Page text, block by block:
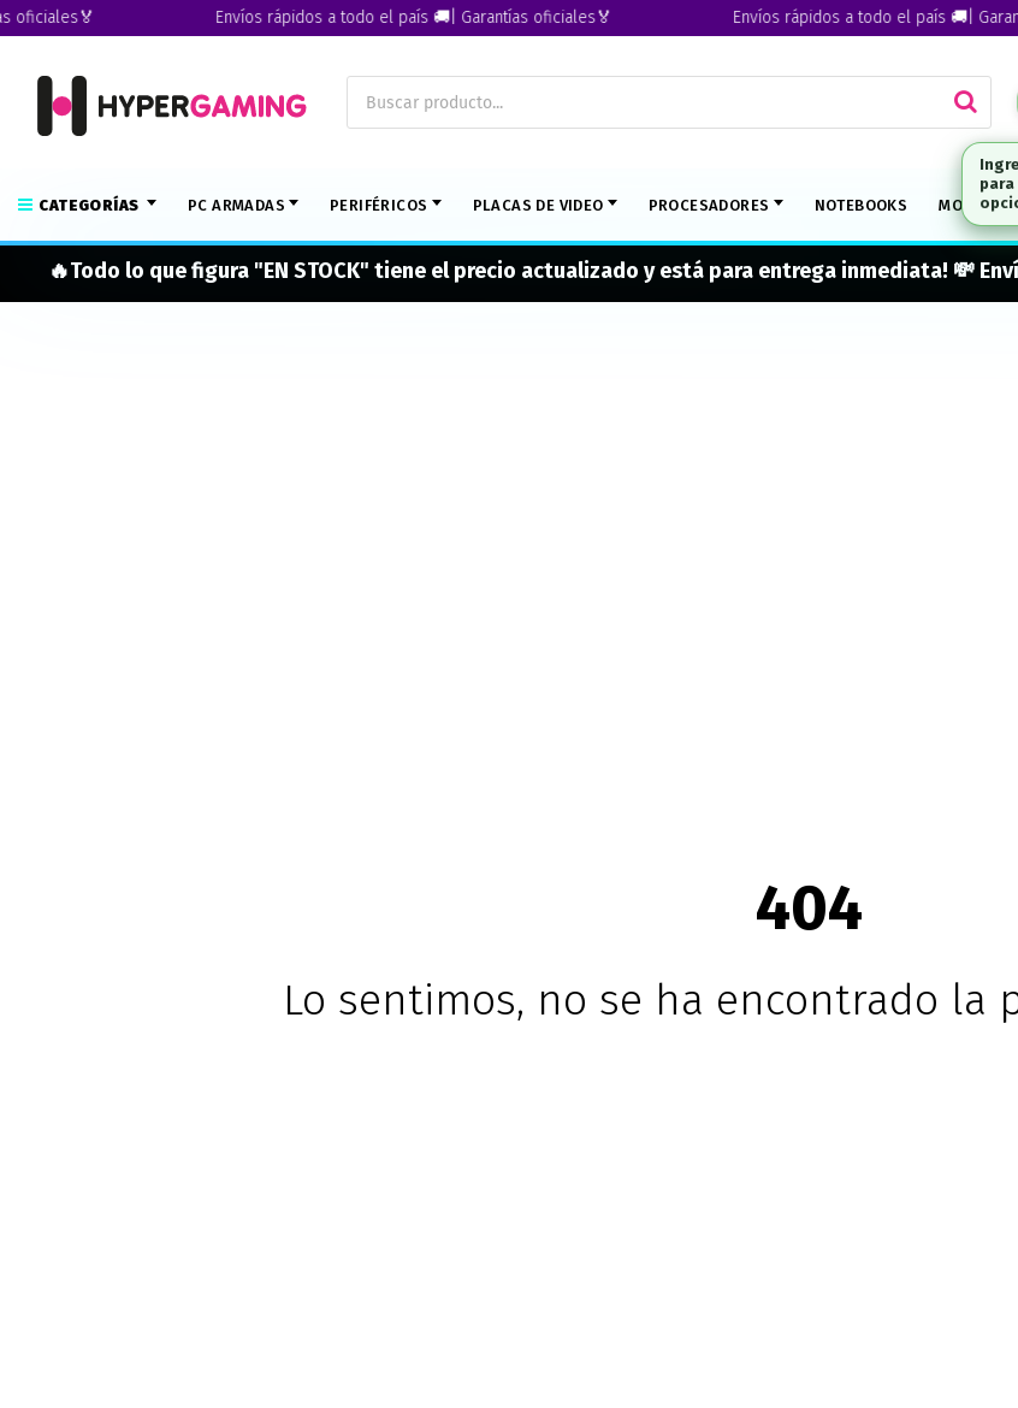
Envíos rápidos a todo el país 🚚| Garantías oficiales🏅 Envíos rápidos a todo el país 🚚|
CATEGORÍAS PC ARMADAS PERIFÉRICOS PLACAS DE VIDEO PROCESADORES NOTEBOOKS
🔥Todo lo que figura "EN STOCK" tiene el precio actualizado y está para entrega inmediata! 💸
404
Lo sentimos, no se ha encontrado la